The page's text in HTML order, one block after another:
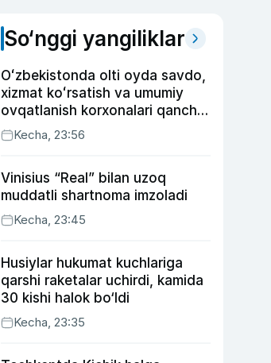
So‘nggi yangiliklar
Oʻzbekistonda olti oyda savdo,
xizmat koʻrsatish va umumiy
ovqatlanish korxonalari qancha
soliq toʻlagani ochiqlandi
Kecha, 23:56
Vinisius “Real” bilan uzoq
muddatli shartnoma imzoladi
Kecha, 23:45
Husiylar hukumat kuchlariga
qarshi raketalar uchirdi, kamida
30 kishi halok bo‘ldi
Kecha, 23:35